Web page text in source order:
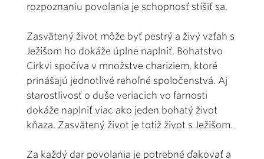
rozpoznaniu povolania je schopnosť stíšiť sa.
Zasvätený život môže byť pestrý a živý vzťah s
Ježišom ho dokáže úplne naplniť. Bohatstvo
Cirkvi spočíva v množstve chariziem, ktoré
prinášajú jednotlivé rehoľné spoločenstvá. Aj
starostlivosť o duše veriacich vo farnosti
dokáže naplniť viac ako jeden bohatý život
kňaza. Zasvätený život je totiž život s Ježišom.
Za každý dar povolania je potrebné ďakovať a